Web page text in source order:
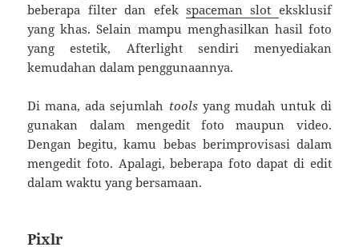
beberapa filter dan efek spaceman slot eksklusif
yang khas. Selain mampu menghasilkan hasil foto
yang estetik, Afterlight sendiri menyediakan
kemudahan dalam penggunaannya.
Di mana, ada sejumlah toolsyang mudah untuk di
gunakan dalam mengedit foto maupun video.
Dengan begitu, kamu bebas berimprovisasi dalam
mengedit foto. Apalagi, beberapa foto dapat di edit
dalam waktu yang bersamaan.
Pixlr